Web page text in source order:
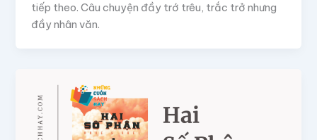
tiếp theo. Câu chuyện đầy trớ trêu, trắc trở nhưng
đầy nhân văn.